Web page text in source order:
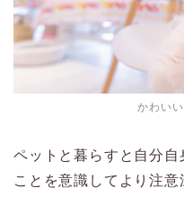
かわい
ペットと暮らすと自分自
ことを意識してより注